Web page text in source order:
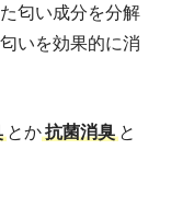
匂い成分を分解
いを効果的に消
とか抗菌消臭 と